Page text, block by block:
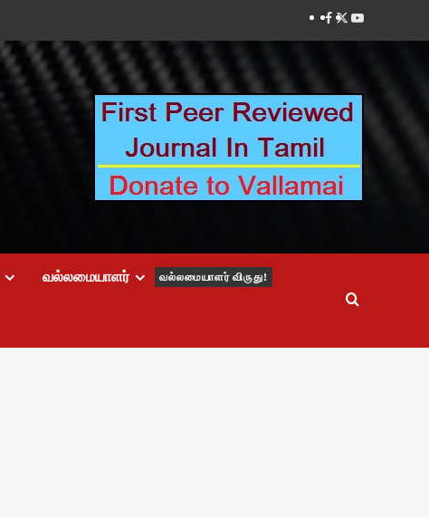
Facebook
TwitterYoutube
வல்லமையாளர் வல்லமையாளர் விருது!